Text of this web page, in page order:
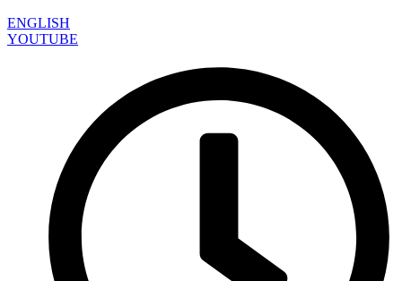
ENGLISH
YOUTUBE